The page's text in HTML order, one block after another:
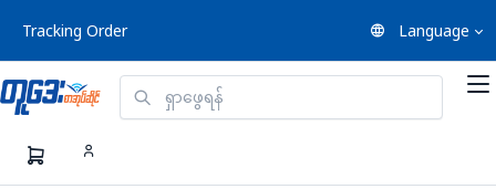
Tracking Order Language